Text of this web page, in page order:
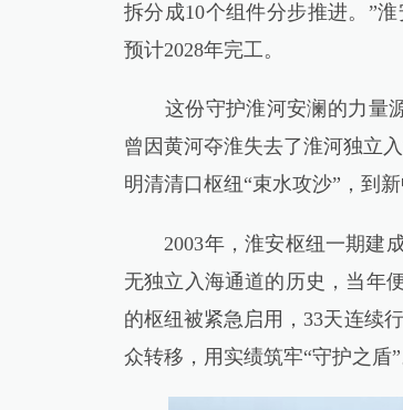
拆分成10个组件分步推进。”
预计2028年完工。
这份守护淮河安澜的力量源
曾因黄河夺淮失去了淮河独立
明清清口枢纽“束水攻沙”，到
2003年，淮安枢纽一期建成
无独立入海通道的历史，当年
的枢纽被紧急启用，33天连续
众转移，用实绩筑牢“守护之盾”